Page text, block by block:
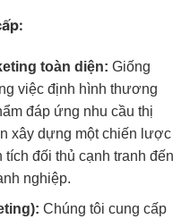
toàn diện: Giống
việc định hình thương
đáp ứng nhu cầu thị
xây dựng một chiến lược
đối thủ cạnh tranh đến
nghiệp.
Chúng tôi cung cấp